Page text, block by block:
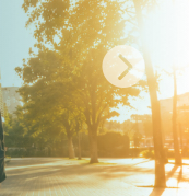
con más
seguridad